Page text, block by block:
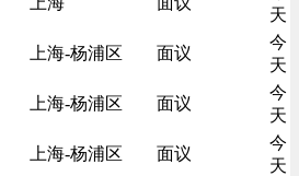
天
上海-杨浦区 面议
今
天
上海-杨浦区 面议
今
天
上海-杨浦区 面议
今
天